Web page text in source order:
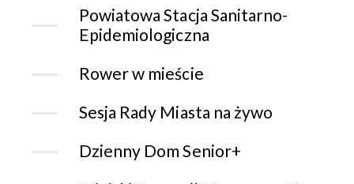
Powiatowa Stacja Sanitarno-
Epidemiologiczna
Rower w mieście
Sesja Rady Miasta na żywo
Dzienny Dom Senior+